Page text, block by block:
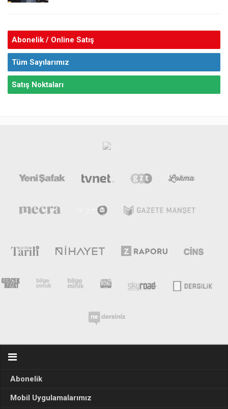
Abonelik / Online Satış
Tüm Sayılarımız
Satış Noktaları
Abonelik
Mobil Uygulamalarımız